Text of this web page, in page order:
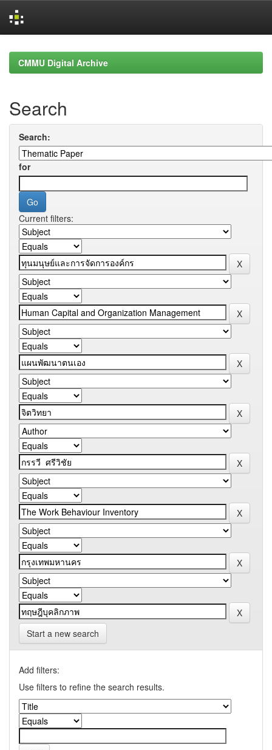
navigationCMMU Digital Archive
Search
Search:
for
Current filters:
Start a new search
Add filters:
Use filters to refine the search results.